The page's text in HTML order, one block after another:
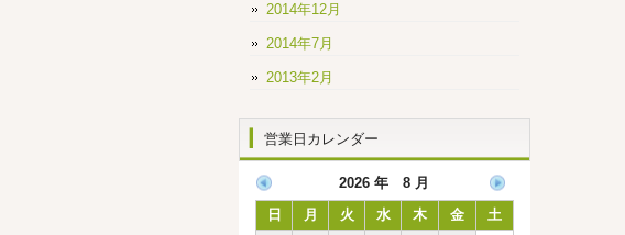
2014年12月
2014年7月
2013年2月
営業日カレンダー
2026 年 8 月
日
月 火 水 木 金
土